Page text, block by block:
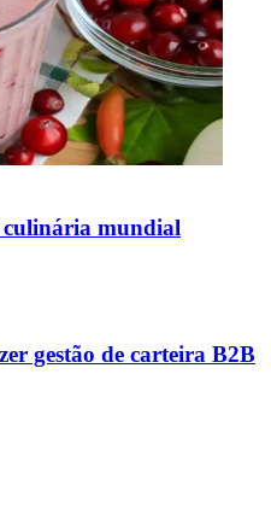
culinária mundial
gestão de carteira B2B